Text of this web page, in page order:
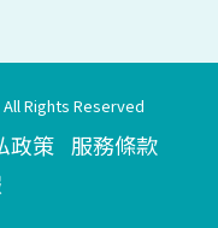
Rights Reserved
政策 服務條款